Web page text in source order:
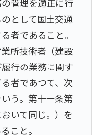
管理を適正に行
として国土交通
者であること。
所技術者（建設
行の業務に関す
者であつて、次
う。第十一条第
いて同じ。）を
こと。